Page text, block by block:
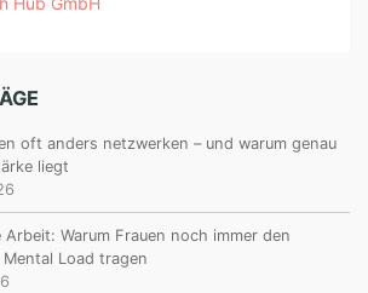
oft anders netzwerken – und warum genau
liegt
Warum Frauen noch immer den
Load tragen